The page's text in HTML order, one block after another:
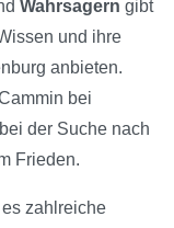
Wahrsagern gibt
und ihre
anbieten.
bei
der Suche nach
Frieden.
zahlreiche